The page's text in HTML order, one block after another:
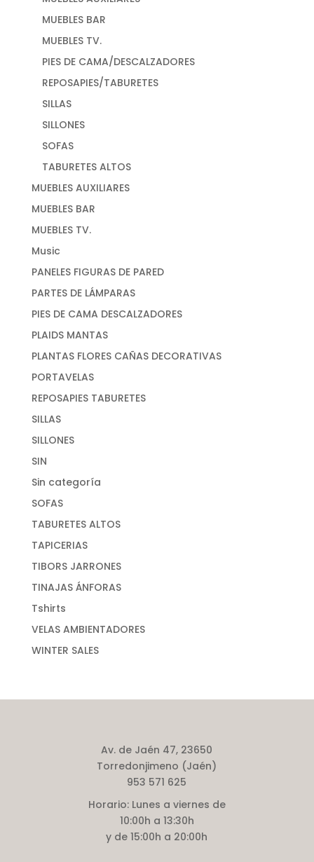
MUEBLES BAR
MUEBLES TV.
PIES DE CAMA/DESCALZADORES
REPOSAPIES/TABURETES
SILLAS
SILLONES
SOFAS
TABURETES ALTOS
MUEBLES AUXILIARES
MUEBLES BAR
MUEBLES TV.
Music
PANELES FIGURAS DE PARED
PARTES DE LÁMPARAS
PIES DE CAMA DESCALZADORES
PLAIDS MANTAS
PLANTAS FLORES CAÑAS DECORATIVAS
PORTAVELAS
REPOSAPIES TABURETES
SILLAS
SILLONES
SIN
Sin categoría
SOFAS
TABURETES ALTOS
TAPICERIAS
TIBORS JARRONES
TINAJAS ÁNFORAS
Tshirts
VELAS AMBIENTADORES
WINTER SALES
Av. de Jaén 47, 23650
Torredonjimeno (Jaén)
953 571 625
Horario:Lunes a viernes de
10:00h a 13:30h
y de 15:00h a 20:00h